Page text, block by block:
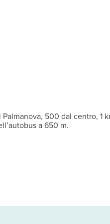
500 dal centro, 1
a 650 m.
disponibili in hotel).
wi-fi gratuita anche